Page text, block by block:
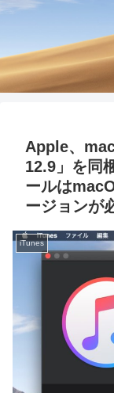
Apple、
12.9」を同
ールは
ージョンが
iTunes